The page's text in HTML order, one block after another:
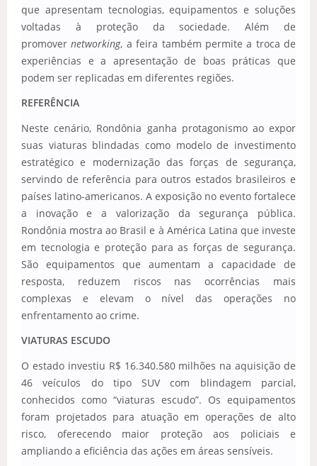
que apresentam tecnologias, equipamentos e soluções
voltadas à proteção da sociedade. Além de
promovernetworking, a feira também permite a troca de
experiências e a apresentação de boas práticas que
podem ser replicadas em diferentes regiões.
REFERÊNCIA
Neste cenário, Rondônia ganha protagonismo ao expor
suas viaturas blindadas como modelo de investimento
estratégico e modernização das forças de segurança,
servindo de referência para outros estados brasileiros e
países latino-americanos. A exposição no evento fortalece
a inovação e a valorização da segurança pública.
Rondônia mostra ao Brasil e à América Latina que investe
em tecnologia e proteção para as forças de segurança.
São equipamentos que aumentam a capacidade de
resposta, reduzem riscos nas ocorrências mais
complexas e elevam o nível das operações no
enfrentamento ao crime.
VIATURAS ESCUDO
O estado investiu R$ 16.340.580 milhões na aquisição de
46 veículos do tipo SUV com blindagem parcial,
conhecidos como “viaturas escudo”. Os equipamentos
foram projetados para atuação em operações de alto
risco, oferecendo maior proteção aos policiais e
ampliando a eficiência das ações em áreas sensíveis.